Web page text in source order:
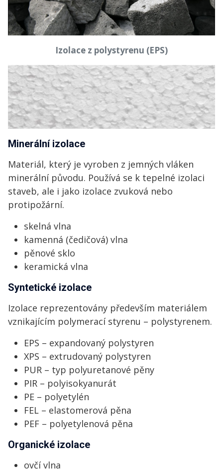
Izolace z polystyrenu (EPS)
Minerální izolace
Materiál, který je vyroben z jemných vláken
minerální původu. Používá se k tepelné izolaci
staveb, ale i jako izolace zvuková nebo
protipožární.
skelná vlna
kamenná (čedičová) vlna
pěnové sklo
keramická vlna
Syntetické izolace
Izolace reprezentovány především materiálem
vznikajícím polymerací styrenu – polystyrenem.
EPS – expandovaný polystyren
XPS – extrudovaný polystyren
PUR – typ polyuretanové pěny
PIR – polyisokyanurát
PE – polyetylén
FEL – elastomerová pěna
PEF – polyetylenová pěna
Organické izolace
ovčí vlna